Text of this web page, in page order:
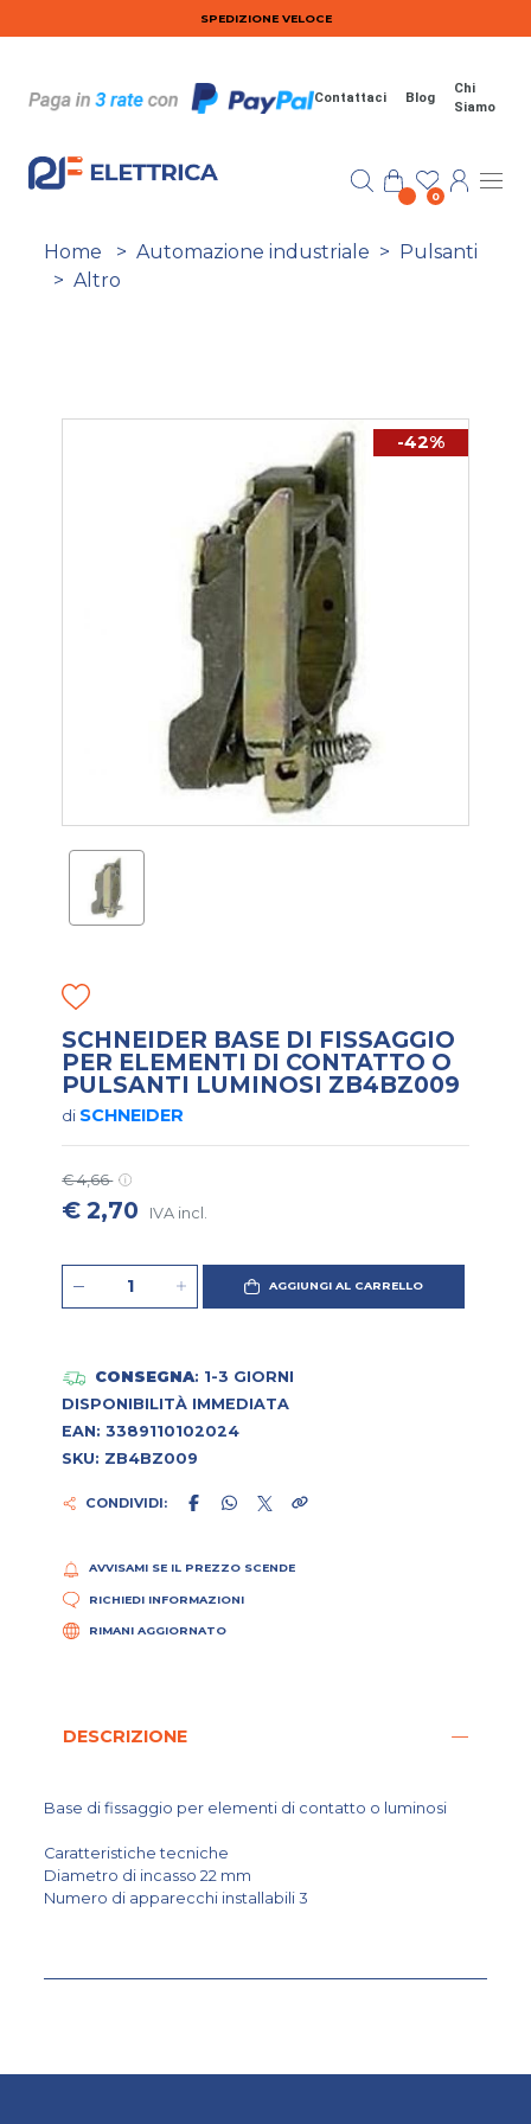
Salta al contenuto principaleSPEDIZIONE VELOCE
Contattaci Blog
Chi
Siamo
0
Home > Automazione industriale >
Pulsanti
> Altro
-42%
SCHNEIDER BASE DI FISSAGGIO
PER ELEMENTI DI CONTATTO O
PULSANTI LUMINOSI ZB4BZ009
di SCHNEIDER
€ 4,66
€ 2,70 IVA incl.
AGGIUNGI AL CARRELLO
CONSEGNA: 1-3 GIORNI
DISPONIBILITÀ IMMEDIATA
EAN: 3389110102024
SKU: ZB4BZ009
CONDIVIDI:
AVVISAMI SE IL PREZZO SCENDE
RICHIEDI INFORMAZIONI
RIMANI AGGIORNATO
DESCRIZIONE
Base di fissaggio per elementi di contatto o luminosi
Caratteristiche tecniche
Diametro di incasso 22 mm
Numero di apparecchi installabili 3